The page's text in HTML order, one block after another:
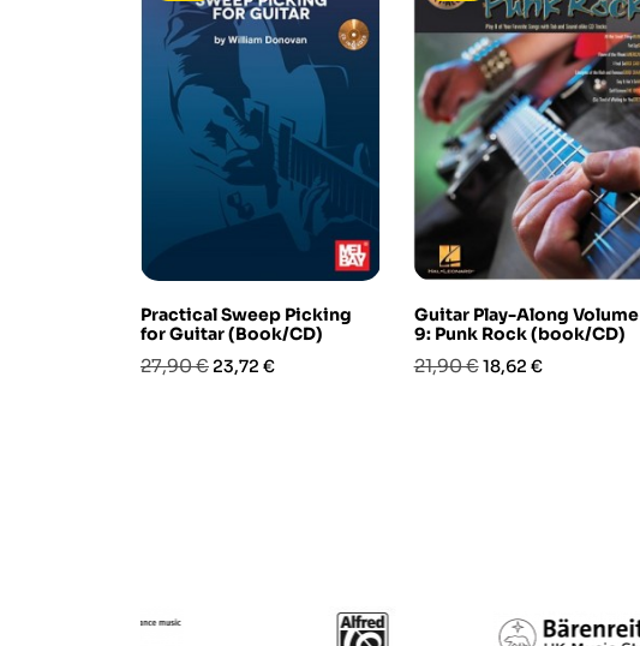
Practical Sweep Picking
for Guitar (Book/CD)
Prezzo
27,90 € Prezzo
23,72 €
Guitar Play-Along Volume
9: Punk Rock (book/CD)
Prezzo
21,90 €Prezzo
18,62 €